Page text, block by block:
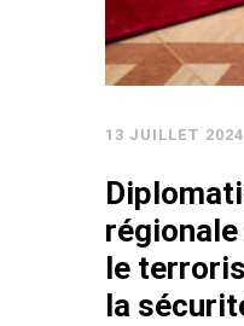
13 JUILLET 2024
le
la